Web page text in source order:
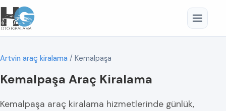
Artvin araç kiralama / Kemalpaşa
Kemalpaşa Araç Kiralama
Kemalpaşa araç kiralama hizmetlerinde günlük,